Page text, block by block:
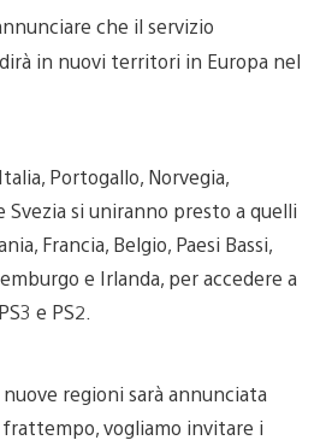
che il servizio
in nuovi territori in Europa nel
Portogallo, Norvegia,
Svezia si uniranno presto a quelli
Francia, Belgio, Paesi Bassi,
e Irlanda, per accedere a
e PS2.
regioni sarà annunciata
vogliamo invitare i